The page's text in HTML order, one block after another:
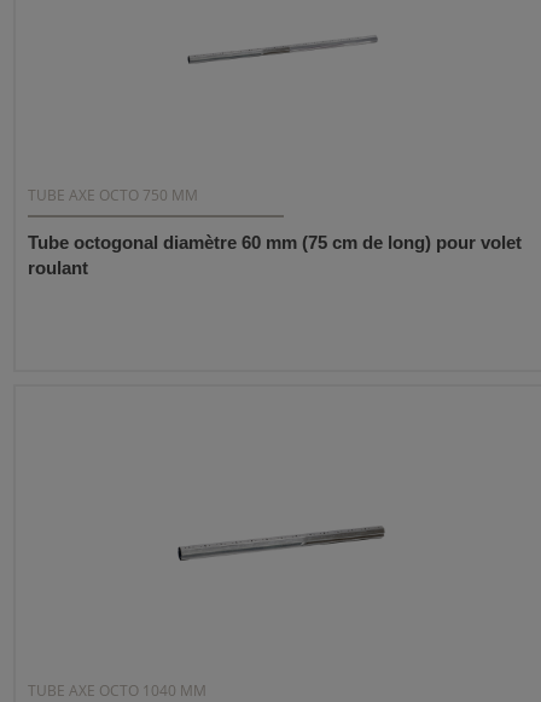
TUBE AXE OCTO 750 MM
Tube octogonal diamètre 60 mm (75 cm de long) pour volet
roulant
TUBE AXE OCTO 1040 MM